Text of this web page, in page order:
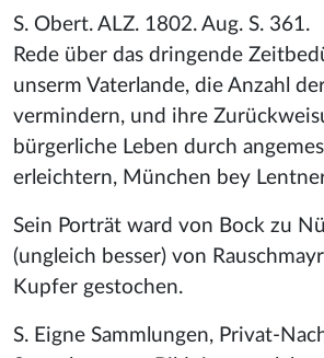
S. Obert. ALZ. 1802. Aug. S. 361.
Rede über das dringende
unserm Vaterlande, die Anzahl
vermindern, und ihre
bürgerliche Leben durch
erleichtern, München bey
Sein Porträt ward von Bock zu
(ungleich besser) von
Kupfer gestochen.
S. Eigne Sammlungen, Privat-